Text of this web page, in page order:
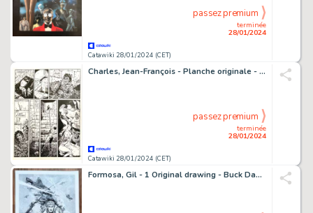
Catawiki 28/01/2024 (CET)
terminée
28/01/2024
passez premium
Charles, Jean-François - Planche originale - Fox T4 - Le Dieu rouge - (1994)
Catawiki 28/01/2024 (CET)
terminée
28/01/2024
passez premium
Formosa, Gil - 1 Original drawing - Buck Danny - Dog Fight - 2022